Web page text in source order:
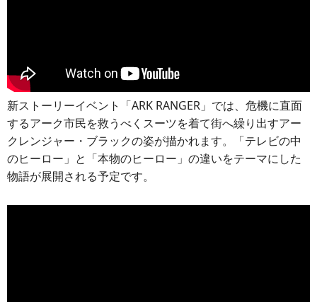
新ストーリーイベント「ARK RANGER」では、危機に直面
するアーク市民を救うべくスーツを着て街へ繰り出すアー
クレンジャー・ブラックの姿が描かれます。「テレビの中
のヒーロー」と「本物のヒーロー」の違いをテーマにした
物語が展開される予定です。